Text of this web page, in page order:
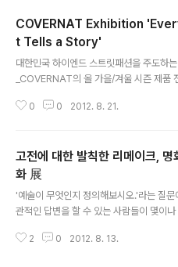
COVERNAT Exhibition
t Tells a Story'
대한민국 하이엔드 스트릿패션을 주도하
_COVERNAT의 올 가을/겨울 시즌 제품
현동에 위치한 커버낫 쇼룸에서 열렸다. 며
NS를 통해 이 곳을 찾은 사람들의 후기가
고, 나 또한 이번 가을/겨울 시즌에 대한 무
은 직접 만져보고 봐야 안다'라는 생각이 있
낫의 신상을 보러 직접 전시회를 찾았다.
간지피플들이 커버낫의 전시회를 찾아왔다
0 0 2012. 8. 21.
고전에 대한 발칙한 리메이크, 명
화 展
'예술이 무엇인지 정의해보시오.'라는 질문
관적인 답변을 할 수 있는 사람들이 몇이나
갈 수 있는 좋은 전시가 열렸다. 홍대에 위
2 0 2012. 8. 13.